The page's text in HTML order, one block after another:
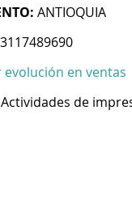
ANTIOQUIA
3117489690
evolución en ventas
Actividades de